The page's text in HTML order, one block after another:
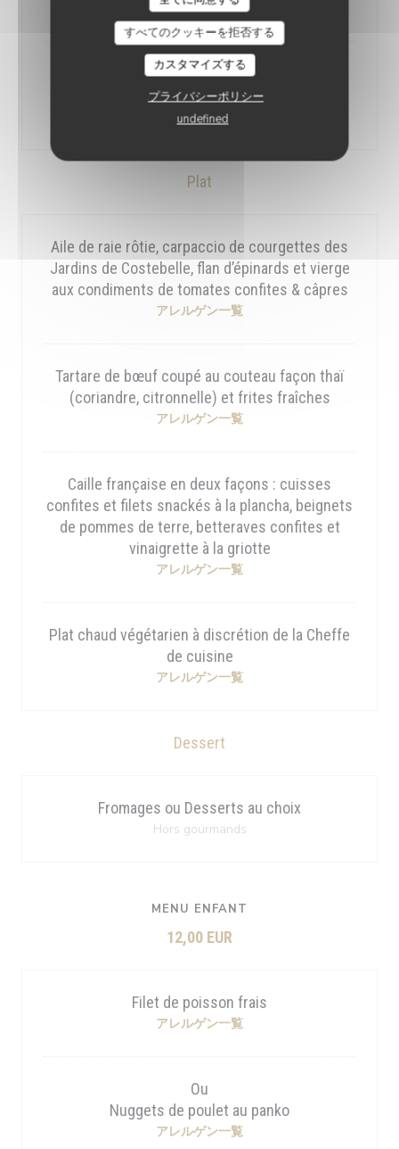
すべてのクッキーを拒否する
カスタマイズする
プライバシーポリシー
undefined
アレルゲン一覧
Vitello tonnato, revue par la Cheffe, câpres
queue, croûtons et copeaux d'Osseux Iraty
アレルゲン一覧
Plat
Aile de raie rôtie, carpaccio de courgettes des
Jardins de Costebelle, flan d’épinards et vierge
aux condiments de tomates confites & câpres
アレルゲン一覧
Tartare de bœuf coupé au couteau façon thaï
(coriandre, citronnelle) et frites fraîches
アレルゲン一覧
Caille française en deux façons : cuisses
confites et filets snackés à la plancha, beignets
de pommes de terre, betteraves confites et
vinaigrette à la griotte
アレルゲン一覧
Plat chaud végétarien à discrétion de la Cheffe
de cuisine
アレルゲン一覧
Dessert
Fromages ou Desserts au choix
Hors gourmands
MENU ENFANT
12,00 EUR
Filet de poisson frais
アレルゲン一覧
Ou
Nuggets de poulet au panko
アレルゲン一覧